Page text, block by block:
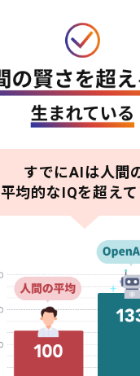
すでにAIは人間
平均的なIQを超えて